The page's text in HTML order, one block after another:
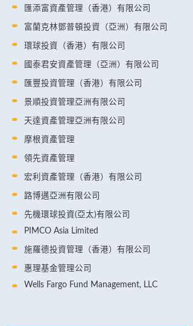
匯添富資產管理（香港）有限公司
富蘭克林鄧普頓投資（亞洲）有限公司
環球投資（香港）有限公司
國泰君安資產管理（亞洲）有限公司
匯豐投資管理（香港）有限公司
景順投資管理亞洲有限公司
天達資產管理亞洲有限公司
摩根資產管理
領先資產管理
宏利資產管理（香港）有限公司
路博邁亞洲有限公司
先機環球投資(亞太)有限公司
PIMCO Asia Limited
施羅德投資管理（香港）有限公司
惠理基金管理公司
Wells Fargo Fund Management, LLC